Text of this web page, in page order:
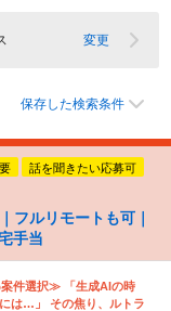
変更
保存した検索条件
話を聞きたい応募可
フルリモートも可｜
手当
件選択≫ 「生成AIの時
は…」 その焦り、ルトラ